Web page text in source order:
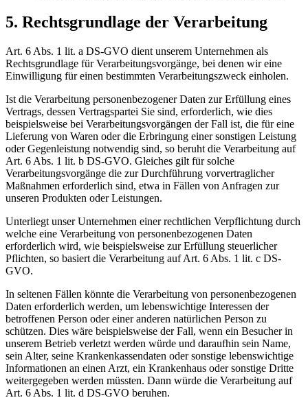
5. Rechtsgrundlage der Verarbeitung
Art. 6 Abs. 1 lit. a DS-GVO dient unserem Unternehmen als
Rechtsgrundlage für Verarbeitungsvorgänge, bei denen wir eine
Einwilligung für einen bestimmten Verarbeitungszweck einholen.
Ist die Verarbeitung personenbezogener Daten zur Erfüllung eines
Vertrags, dessen Vertragspartei Sie sind, erforderlich, wie dies
beispielsweise bei Verarbeitungsvorgängen der Fall ist, die für eine
Lieferung von Waren oder die Erbringung einer sonstigen Leistung
oder Gegenleistung notwendig sind, so beruht die Verarbeitung auf
Art. 6 Abs. 1 lit. b DS-GVO. Gleiches gilt für solche
Verarbeitungsvorgänge die zur Durchführung vorvertraglicher
Maßnahmen erforderlich sind, etwa in Fällen von Anfragen zur
unseren Produkten oder Leistungen.
Unterliegt unser Unternehmen einer rechtlichen Verpflichtung durch
welche eine Verarbeitung von personenbezogenen Daten
erforderlich wird, wie beispielsweise zur Erfüllung steuerlicher
Pflichten, so basiert die Verarbeitung auf Art. 6 Abs. 1 lit. c DS-
GVO.
In seltenen Fällen könnte die Verarbeitung von personenbezogenen
Daten erforderlich werden, um lebenswichtige Interessen der
betroffenen Person oder einer anderen natürlichen Person zu
schützen. Dies wäre beispielsweise der Fall, wenn ein Besucher in
unserem Betrieb verletzt werden würde und daraufhin sein Name,
sein Alter, seine Krankenkassendaten oder sonstige lebenswichtige
Informationen an einen Arzt, ein Krankenhaus oder sonstige Dritte
weitergegeben werden müssten. Dann würde die Verarbeitung auf
Art. 6 Abs. 1 lit. d DS-GVO beruhen.